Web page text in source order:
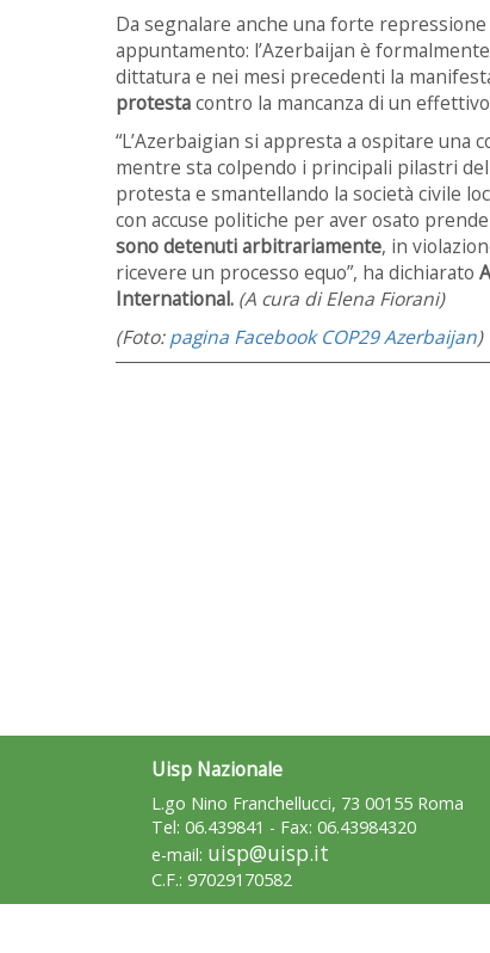
Da segnalare anche una forte
appuntamento: l’Azerbaijan è
dittatura e nei mesi precedenti la
protestacontro la mancanza di un
“L’Azerbaigian si appresta a ospitare
mentre sta colpendo i principali pilastri
protesta e smantellando la società civile
con accuse politiche per aver osato
sono detenuti arbitrariamente, in
ricevere un processo equo”, ha dichiarato
International. (A cura di Elena Fiorani)
(Foto:pagina Facebook COP29 Azerbaijan)
Uisp Nazionale
L.go Nino Franchellucci, 73 00155 Roma
Tel: 06.439841 - Fax: 06.43984320
e-mail: uisp@uisp.it
C.F.: 97029170582